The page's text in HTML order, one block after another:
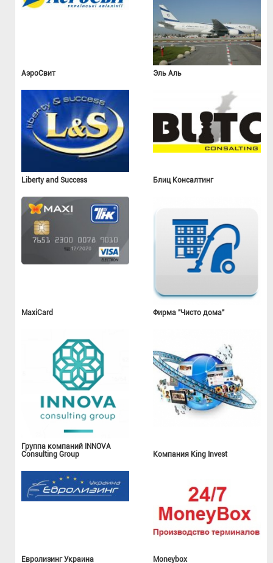
АэроСвит Эль Аль
Liberty and Success Блиц Консалтинг
MaxiCard Фирма "Чисто дома"
Группа компаний INNOVA
Consulting Group
Компания King Invest
Евролизинг Украина Moneybox